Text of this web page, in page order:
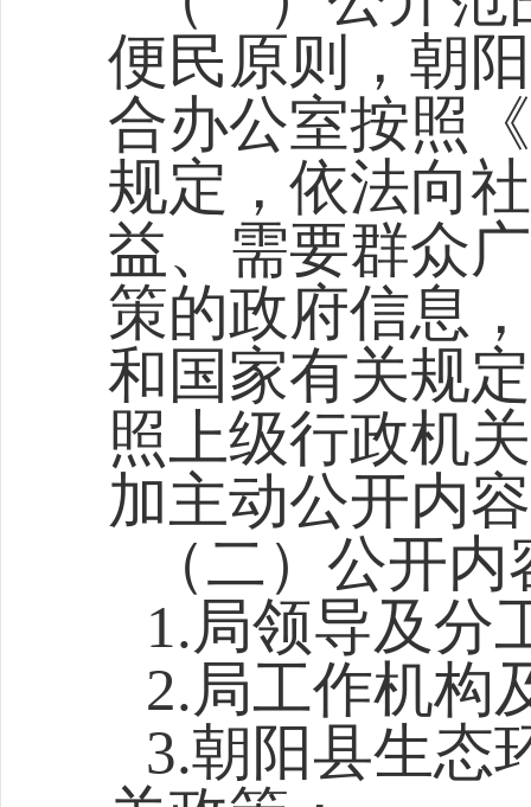
便民原则， 朝阳
合办公室按照
规定，依法向
益、需要群众
策的政府信息
和国家有关规
照上级行政机
加主动公开内
（二）公开内
1.局领导及分
2.局工作机构
3.朝阳县生态